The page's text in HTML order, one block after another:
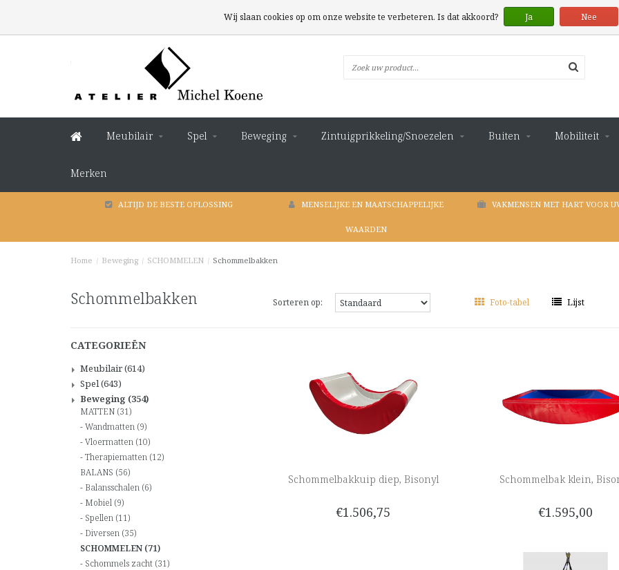
Meubilair Spel Beweging Zintuigprikkeling/Snoezelen Buiten Mobiliteit
Merken
ALTIJD DE BESTE OPLOSSING MENSELIJKE EN MAATSCHAPPELIJKE
WAARDEN
VAKMENSEN MET HART VOOR
Home / Beweging / SCHOMMELEN / Schommelbakken
Schommelbakken Sorteren op: Foto-tabel Lijst
CATEGORIEËN
Meubilair(614)
Spel(643)
Beweging (354)
MATTEN (31)
Wandmatten (9)
Vloermatten (10)
Therapiematten (12)
BALANS (56)
Balansschalen (6)
Mobiel (9)
Spellen (11)
Diversen (35)
SCHOMMELEN (71)
Schommels zacht (31)
Schommelbakkuip diep, Bisonyl
€1.506,75
Schommelbak klein,
€1.595,00
Wij slaan cookies op om onze website te verbeteren. Is dat akkoord? Ja Nee